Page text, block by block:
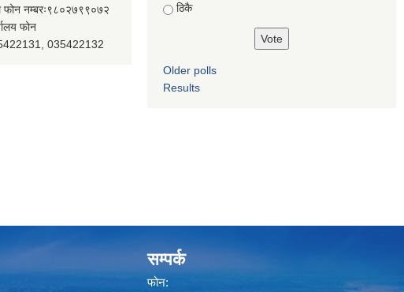
नम्बरः९८०२७९९०७२
फोन
035422132
ठिकै
Older polls
Results
सम्पर्क
फोन: